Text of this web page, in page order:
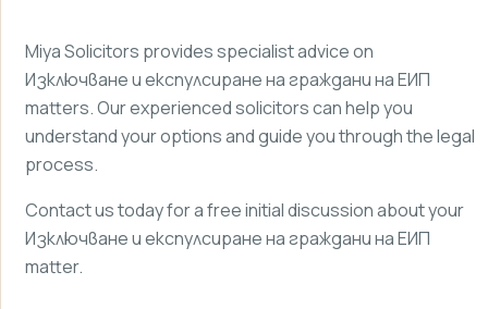
Miya Solicitors provides specialist advice on
Изключване и експулсиране на граждани на ЕИП
matters. Our experienced solicitors can help you
understand your options and guide you through the legal
process.
Contact us today for a free initial discussion about your
Изключване и експулсиране на граждани на ЕИП
matter.